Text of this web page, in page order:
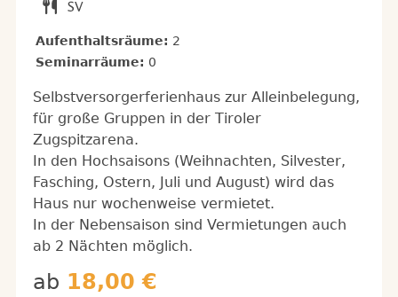
Aufenthaltsräume: 2
Seminarräume: 0
Selbstversorgerferienhaus zur Alleinbelegung,
für große Gruppen in der Tiroler
Zugspitzarena.
In den Hochsaisons (Weihnachten, Silvester,
Fasching, Ostern, Juli und August) wird das
Haus nur wochenweise vermietet.
In der Nebensaison sind Vermietungen auch
ab 2 Nächten möglich.
ab 18,00 €